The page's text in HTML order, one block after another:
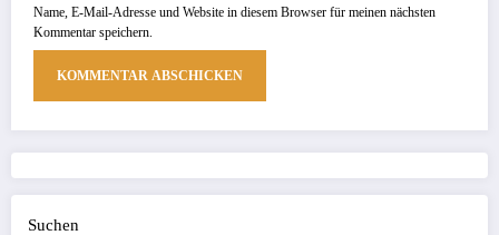
Name, E-Mail-Adresse und Website in diesem Browser für meinen nächsten
Kommentar speichern.
Suchen